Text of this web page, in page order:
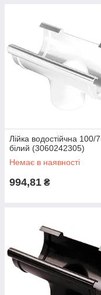
Лійка водостійчна 100/
білий (3060242305)
Немає в наявності
994,81 ₴